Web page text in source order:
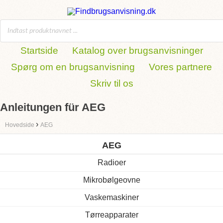
Startside
Katalog over brugsanvisninger
Spørg om en brugsanvisning
Vores partnere
Skriv til os
Anleitungen für AEG
Hovedside › AEG
AEG
Radioer
Mikrobølgeovne
Vaskemaskiner
Tørreapparater